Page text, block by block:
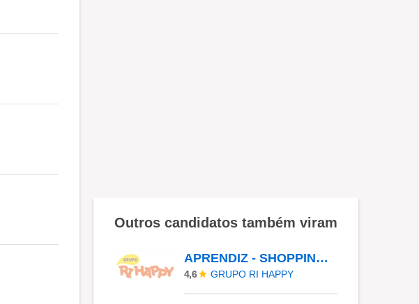
Outros candidatos também viram
APRENDIZ - SHOPPING ANALIA FRANCO
4,6 GRUPO RI HAPPY